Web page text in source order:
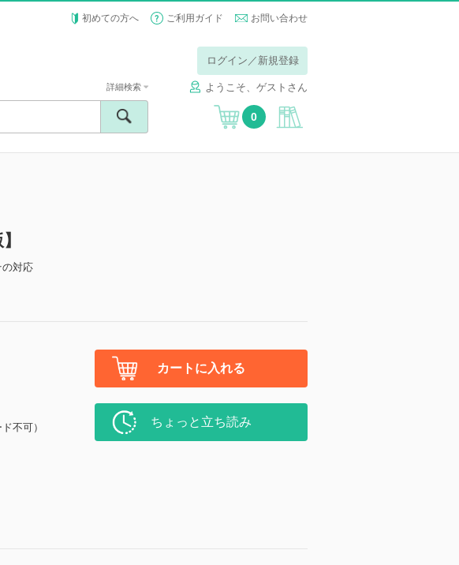
初めての方へ ご利用ガイド お問い合わせ
ログイン／新規登録
ようこそ、ゲストさん
詳細検索
0
の対応
不可）
カートに入れる
ちょっと立ち読み